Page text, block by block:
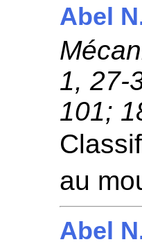
Abel
1, 27-
101;
au
Abel